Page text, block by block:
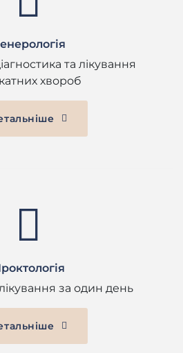
та лікування
хвороб
за один день